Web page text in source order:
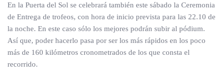
En la Puerta del Sol se celebrará también este sábado la Ceremonia
de Entrega de trofeos, con hora de inicio prevista para las 22.10 de
la noche. En este caso sólo los mejores podrán subir al pódium.
Así que, poder hacerlo pasa por ser los más rápidos en los poco
más de 160 kilómetros cronometrados de los que consta el
recorrido.